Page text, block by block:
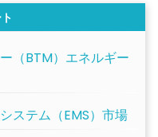
（BTM）エネルギー
ステム（EMS）市場